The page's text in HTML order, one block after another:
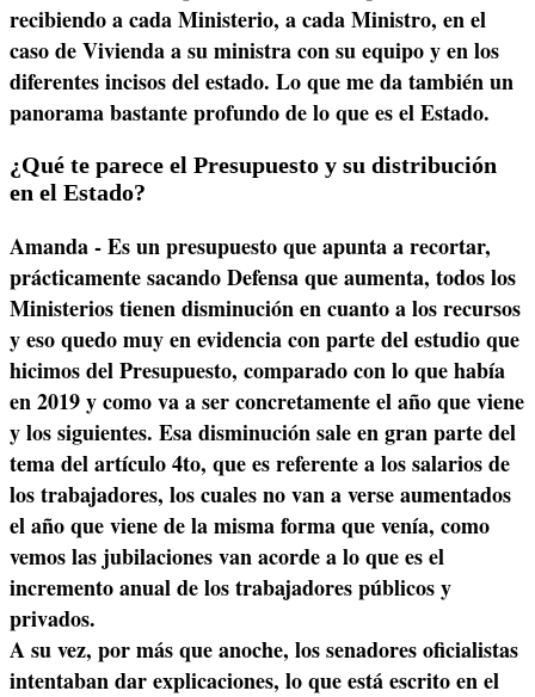
recibiendo a cada Ministerio, a cada Ministro, en el
caso de Vivienda a su ministra con su equipo y en los
diferentes incisos del estado. Lo que me da también un
panorama bastante profundo de lo que es el Estado.
¿Qué te parece el Presupuesto y su distribución
en el Estado?
Amanda - Es un presupuesto que apunta a recortar,
prácticamente sacando Defensa que aumenta, todos los
Ministerios tienen disminución en cuanto a los recursos
y eso quedo muy en evidencia con parte del estudio que
hicimos del Presupuesto, comparado con lo que había
en 2019 y como va a ser concretamente el año que viene
y los siguientes. Esa disminución sale en gran parte del
tema del artículo 4to, que es referente a los salarios de
los trabajadores, los cuales no van a verse aumentados
el año que viene de la misma forma que venía, como
vemos las jubilaciones van acorde a lo que es el
incremento anual de los trabajadores públicos y
privados.
A su vez, por más que anoche, los senadores oficialistas
intentaban dar explicaciones, lo que está escrito en el